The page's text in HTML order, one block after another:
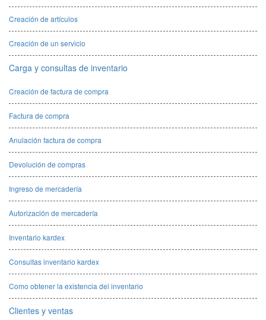
Creación de artículos
Creación de un servicio
Carga y consultas de inventario
Creación de factura de compra
Factura de compra
Anulación factura de compra
Devolución de compras
Ingreso de mercadería
Autorización de mercadería
Inventario kardex
Consultas inventario kardex
Como obtener la existencia del inventario
Clientes y ventas